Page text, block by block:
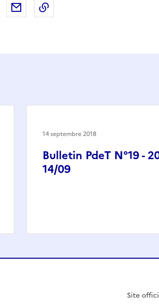
sur X (anciennement Twitter)
Partager sur LinkedIn
Partager par email
Bulletin PdeT N°19 -
14/09
14 septembre 2018
Site